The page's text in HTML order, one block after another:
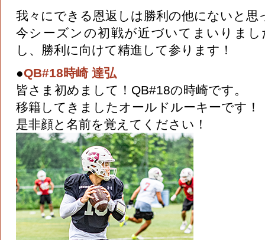
我々にできる恩返しは勝利の他にないと思
今シーズンの初戦が近づいてまいりま
し、勝利に向けて精進して参ります！
●QB#18時崎 達弘
皆さま初めまして！QB#18の時崎です。
移籍してきましたオールドルーキーです！
是非顔と名前を覚えてください！